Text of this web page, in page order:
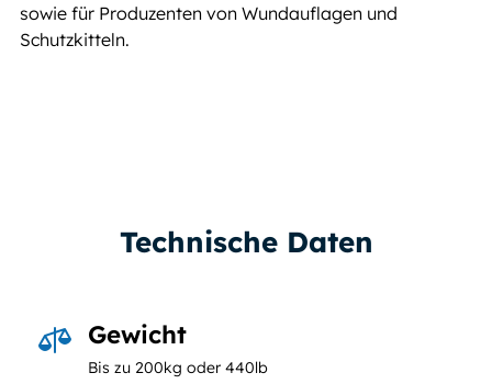
sowie für Produzenten von Wundauflagen und
Schutzkitteln.
Technische Daten
 Gewicht
Bis zu 200kg oder 440lb